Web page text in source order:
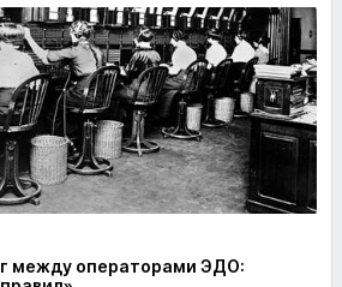
между операторами ЭДО: